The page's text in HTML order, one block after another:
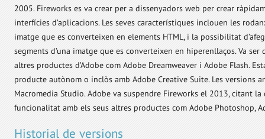
2005. Fireworks es va crear per a dissenyadors web per crear
interfícies d’aplicacions. Les seves característiques inclouen les
imatge que es converteixen en elements HTML, i la possibilitat
segments d’una imatge que es converteixen en hiperenllaços. Va
altres productes d’Adobe com Adobe Dreamweaver i Adobe Flash.
producte autònom o inclòs amb Adobe Creative Suite. Les versions
Macromedia Studio. Adobe va suspendre Fireworks el 2013, citant
funcionalitat amb els seus altres productes com Adobe Photoshop,
Historial de versions